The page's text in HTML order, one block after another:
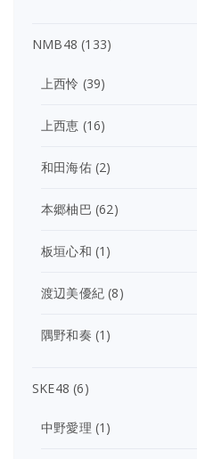
NMB48 (133)
上西怜 (39)
上西恵 (16)
和田海佑(2)
本郷柚巴 (62)
板垣心和 (1)
渡辺美優紀 (8)
隅野和奏 (1)
SKE48 (6)
中野愛理 (1)